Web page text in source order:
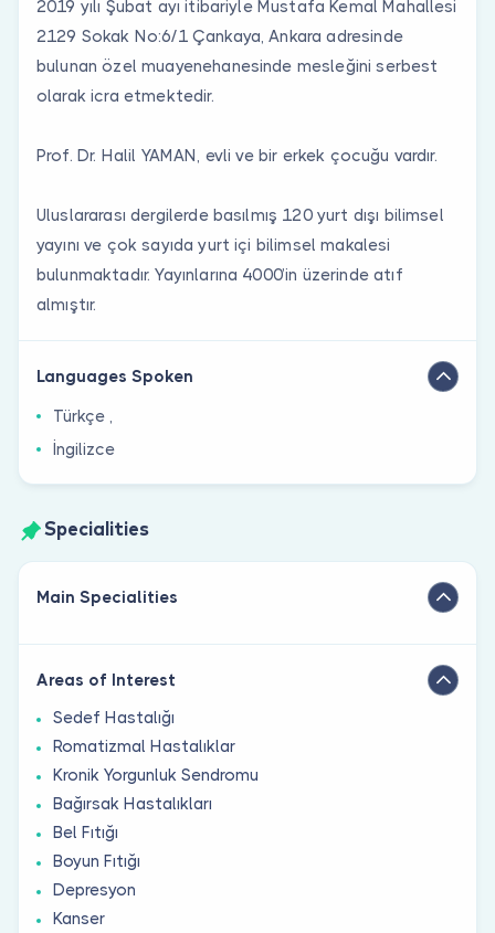
2019 yılı Şubat ayı itibariyle Mustafa Kemal Mahallesi
2129 Sokak No:6/1 Çankaya, Ankara adresinde
bulunan özel muayenehanesinde mesleğini serbest
olarak icra etmektedir.
Prof. Dr. Halil YAMAN, evli ve bir erkek çocuğu vardır.
Uluslararası dergilerde basılmış 120 yurt dışı bilimsel
yayını ve çok sayıda yurt içi bilimsel makalesi
bulunmaktadır. Yayınlarına 4000’in üzerinde atıf
almıştır.
Languages Spoken
Türkçe ,
İngilizce
Specialities
Main Specialities
Areas of Interest
Sedef Hastalığı
Romatizmal Hastalıklar
Kronik Yorgunluk Sendromu
Bağırsak Hastalıkları
Bel Fıtığı
Boyun Fıtığı
Depresyon
Kanser